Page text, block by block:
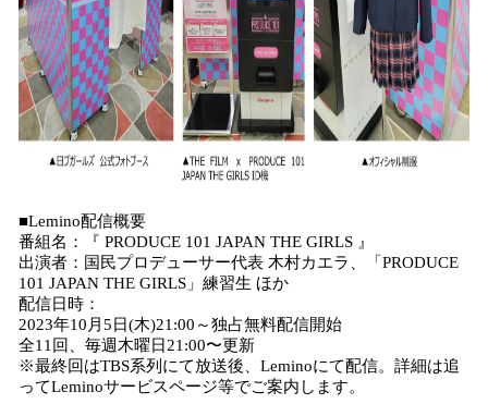
■Lemino配信概要
番組名：『 PRODUCE 101 JAPAN THE GIRLS 』
出演者：国民プロデューサー代表 木村カエラ、「PRODUCE
101 JAPAN THE GIRLS」練習生 ほか
配信日時：
2023年10月5日(木)21:00～独占無料配信開始
全11回、毎週木曜日21:00〜更新
※最終回はTBS系列にて放送後、Leminoにて配信。詳細は追
ってLeminoサービスページ等でご案内します。